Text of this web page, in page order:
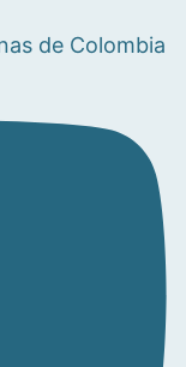
de Colombia